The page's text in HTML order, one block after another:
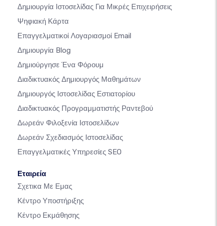
Δημιουργία Ιστοσελίδας Για Μικρές Επιχειρήσεις
Ψηφιακή Κάρτα
Επαγγελματικοί Λογαριασμοί Email
Δημιουργία Blog
Δημιούργησε Ένα Φόρουμ
Διαδικτυακός Δημιουργός Μαθημάτων
Δημιουργός Ιστοσελίδας Εστιατορίου
Διαδικτυακός Προγραμματιστής Ραντεβού
Δωρεάν Φιλοξενία Ιστοσελίδων
Δωρεάν Σχεδιασμός Ιστοσελίδας
Επαγγελματικές Υπηρεσίες SEO
Εταιρεία
Σχετικα Με Εμας
Κέντρο Υποστήριξης
Κέντρο Εκμάθησης